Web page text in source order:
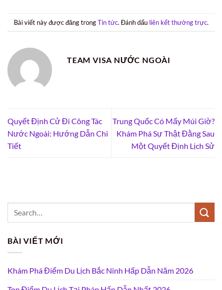
Bài viết này được đăng trongTin tức. Đánh dấu liên kết thường trực.
TEAM VISA NƯỚC NGOÀI
Quyết Định Cử Đi Công Tác
Nước Ngoài: Hướng Dẫn Chi
Tiết
Trung Quốc Có Mấy Múi Giờ?
Khám Phá Sự Thật Đằng Sau
Một Quyết Định Lịch Sử
BÀI VIẾT MỚI
Khám Phá Điểm Du Lịch Bắc Ninh Hấp Dẫn Năm 2026